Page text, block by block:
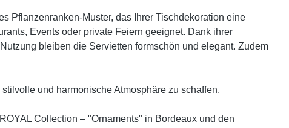
Pflanzenranken-Muster, das Ihrer Tischdekoration eine
Events oder private Feiern geeignet. Dank ihrer
bleiben die Servietten formschön und elegant. Zudem
und harmonische Atmosphäre zu schaffen.
Collection – "Ornaments" in Bordeaux und den